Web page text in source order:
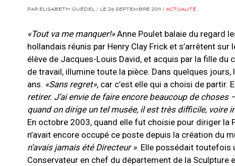
PAR ELISABETH GUÉDEL / LE 26 SEPTEMBRE 2011 / ACTUALITÉ
«Tout va me manquer!»Anne Poulet balaie du regard
hollandais réunis par Henry Clay Frick et s’arrêtent
élève de Jacques-Louis David, et acquis par la fille
de travail, illumine toute la pièce. Dans quelques
ans. «Sans regret», car c’est elle qui a choisi de partir.
retirer. J’ai envie de faire encore beaucoup de
quand on dirige un tel musée, il est très difficile, voire
En octobre 2003, quand elle fut choisie pour diriger
n’avait encore occupé ce poste depuis la création du
n’avais jamais été Directeur ». Elle possédait toutefois
Conservateur en chef du département de la